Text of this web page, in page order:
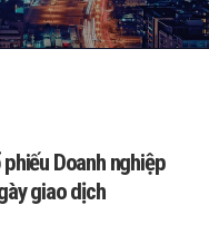
Doanh nghiệp
giao dịch